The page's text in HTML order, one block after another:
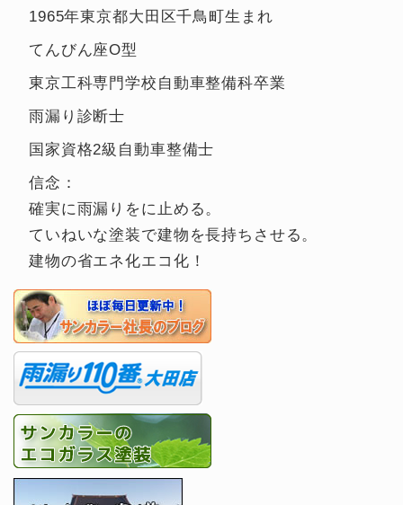
1965年東京都大田区千鳥町生まれ
てんびん座O型
東京工科専門学校自動車整備科卒業
雨漏り診断士
国家資格2級自動車整備士
信念：
確実に雨漏りをに止める。
ていねいな塗装で建物を長持ちさせる。
建物の省エネ化エコ化！